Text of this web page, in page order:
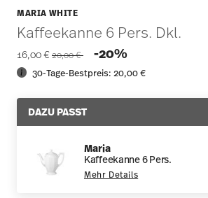
MARIA WHITE
Kaffeekanne 6 Pers. Dkl.
16,00 € Price reduced from
20,00 € -20%
30-Tage-Bestpreis:20,00 €
DAZU PASST
Maria
Kaffeekanne 6 Pers.
Mehr Details